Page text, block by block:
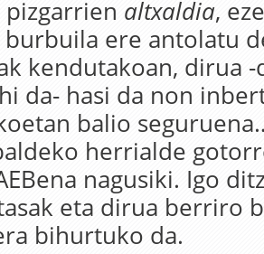
altxaldia,
burbuila ere antolatu
kendutakoan, dirua
da- hasi da non
balio
herrialde
nagusiki. Igo
eta dirua berriro
bihurtuko da.